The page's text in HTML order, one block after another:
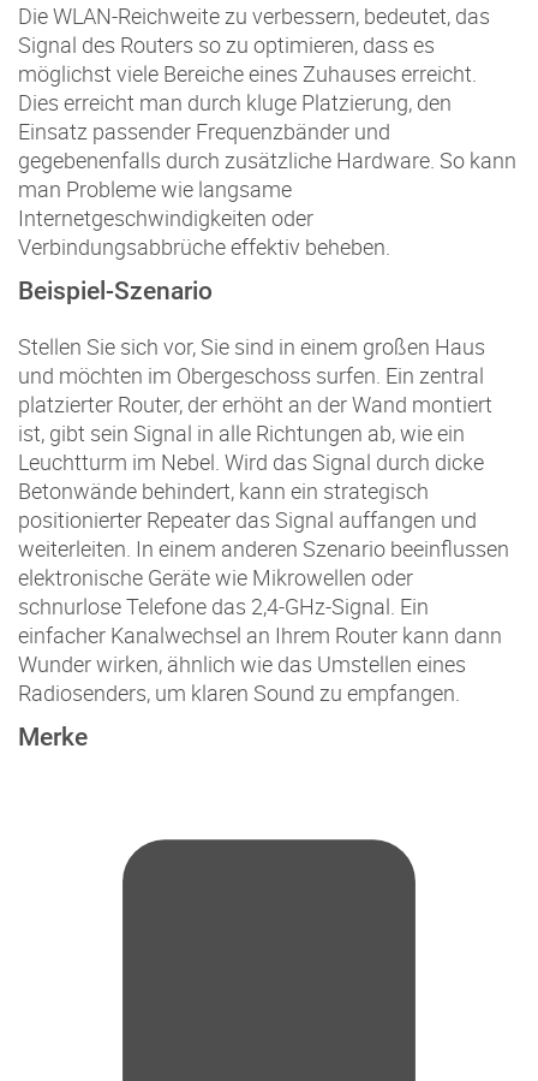
Die WLAN-Reichweite zu verbessern, bedeutet, das
Signal des Routers so zu optimieren, dass es
möglichst viele Bereiche eines Zuhauses erreicht.
Dies erreicht man durch kluge Platzierung, den
Einsatz passender Frequenzbänder und
gegebenenfalls durch zusätzliche Hardware. So kann
man Probleme wie langsame
Internetgeschwindigkeiten oder
Verbindungsabbrüche effektiv beheben.
Beispiel-Szenario
Stellen Sie sich vor, Sie sind in einem großen Haus
und möchten im Obergeschoss surfen. Ein zentral
platzierter Router, der erhöht an der Wand montiert
ist, gibt sein Signal in alle Richtungen ab, wie ein
Leuchtturm im Nebel. Wird das Signal durch dicke
Betonwände behindert, kann ein strategisch
positionierter Repeater das Signal auffangen und
weiterleiten. In einem anderen Szenario beeinflussen
elektronische Geräte wie Mikrowellen oder
schnurlose Telefone das 2,4-GHz-Signal. Ein
einfacher Kanalwechsel an Ihrem Router kann dann
Wunder wirken, ähnlich wie das Umstellen eines
Radiosenders, um klaren Sound zu empfangen.
Merke